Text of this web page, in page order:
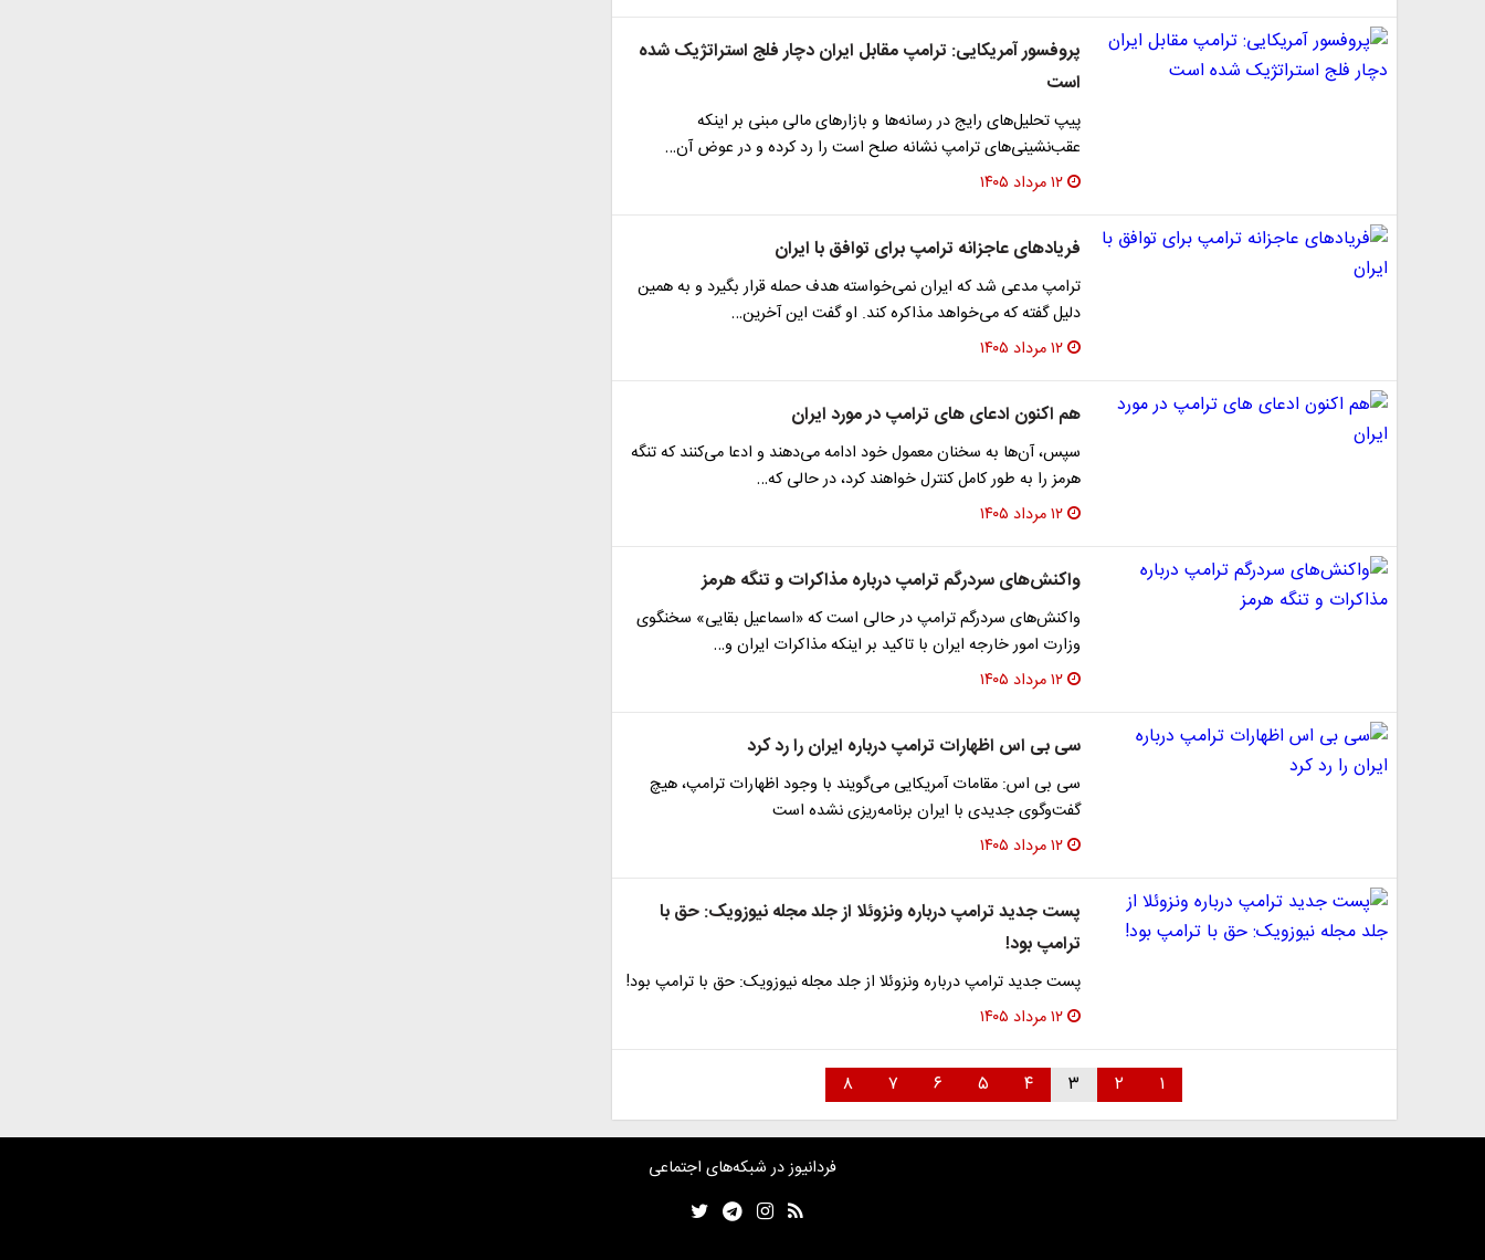
پروفسور آمریکایی: ترامپ مقابل ایران دچار فلج استراتژیک شده
است
پیپ تحلیل‌های رایج در رسانه‌ها و بازارهای مالی مبنی بر اینکه
عقب‌نشینی‌های ترامپ نشانه صلح است را رد کرده و در عوض آن…
۱۲ مرداد ۱۴۰۵
فریادهای عاجزانه ترامپ برای توافق با ایران
ترامپ مدعی شد که ایران نمی‌خواسته هدف حمله قرار بگیرد و به همین
دلیل گفته که می‌خواهد مذاکره کند. او گفت این آخرین…
۱۲ مرداد ۱۴۰۵
هم اکنون ادعای های ترامپ در مورد ایران
سپس، آن‌ها به سخنان معمول خود ادامه می‌دهند و ادعا می‌کنند که تنگه
هرمز را به طور کامل کنترل خواهند کرد، در حالی که…
۱۲ مرداد ۱۴۰۵
واکنش‌های سردرگم ترامپ درباره مذاکرات و تنگه هرمز
واکنش‌های سردرگم ترامپ در حالی است که «اسماعیل بقایی» سخنگوی
وزارت امور خارجه ایران با تاکید بر اینکه مذاکرات ایران و…
۱۲ مرداد ۱۴۰۵
سی بی اس اظهارات ترامپ درباره ایران را رد کرد
سی بی اس: مقامات آمریکایی می‌گویند با وجود اظهارات ترامپ، هیچ
گفت‌وگوی جدیدی با ایران برنامه‌ریزی نشده است
۱۲ مرداد ۱۴۰۵
پست جدید ترامپ درباره ونزوئلا از جلد مجله نیوزویک: حق با
ترامپ بود!
پست جدید ترامپ درباره ونزوئلا از جلد مجله نیوزویک: حق با ترامپ بود!
۱۲ مرداد ۱۴۰۵
۱ ۲ ۳ ۴ ۵ ۶ ۷ ۸
فردانیوز در شبکه‌های اجتماعی